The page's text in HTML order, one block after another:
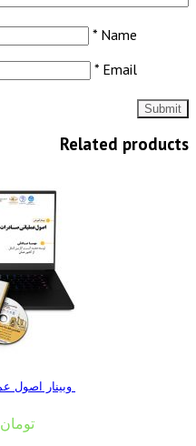
Name
*
Email
*
Related products
تومان